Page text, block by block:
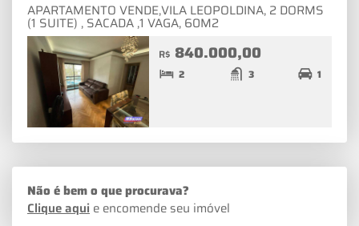
APARTAMENTO VENDE,VILA LEOPOLDINA, 2 DORMS
(1 SUITE) , SACADA ,1 VAGA, 60M2
R$ 840.000,00
2 3 1
Não é bem o que procurava?
Clique aqui e encomende seu imóvel